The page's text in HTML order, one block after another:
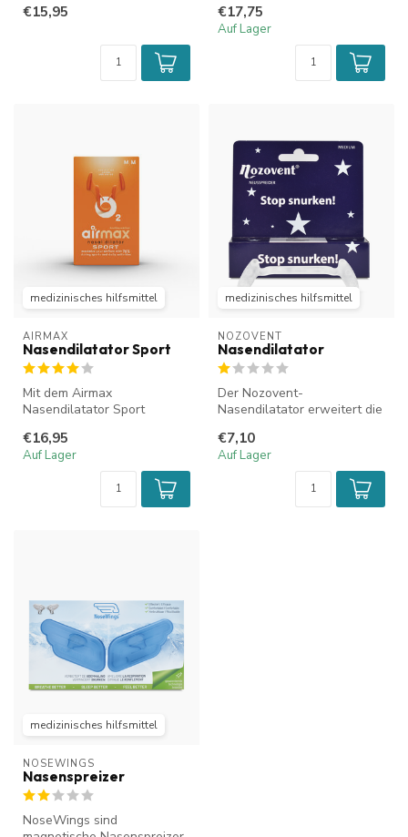
Luftzirku...
€15,95 €17,75
Auf Lager
medizinisches hilfsmittel
AIRMAX
Nasendilatator Sport
Mit dem Airmax
Nasendilatator Sport
leichter durch die Nas...
€16,95
Auf Lager
medizinisches hilfsmittel
NOZOVENT
Nasendilatator
Der Nozovent-
Nasendilatator erweitert die
den Luftstro...
€7,10
Auf Lager
medizinisches hilfsmittel
NOSEWINGS
Nasenspreizer
NoseWings sind